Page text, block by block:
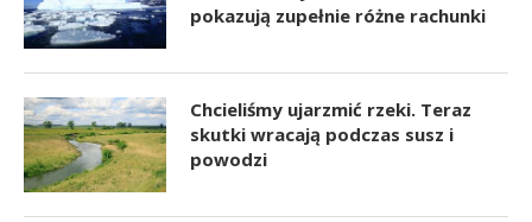
pokazują zupełnie różne rachunki
Chcieliśmy ujarzmić rzeki. Teraz
skutki wracają podczas susz i
powodzi